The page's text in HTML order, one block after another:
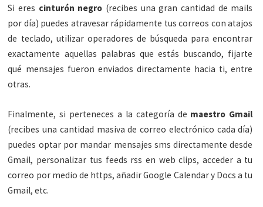
Si eres cinturón negro (recibes una gran cantidad de mails
por día) puedes atravesar rápidamente tus correos con atajos
de teclado, utilizar operadores de búsqueda para encontrar
exactamente aquellas palabras que estás buscando, fijarte
qué mensajes fueron enviados directamente hacia ti, entre
otras.
Finalmente, si perteneces a la categoría de maestro Gmail
(recibes una cantidad masiva de correo electrónico cada día)
puedes optar por mandar mensajes sms directamente desde
Gmail, personalizar tus feeds rss en web clips, acceder a tu
correo por medio de https, añadir Google Calendar y Docs a tu
Gmail, etc.